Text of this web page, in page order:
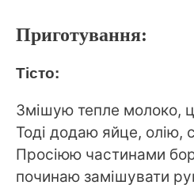
Приготування:
Тісто:
Змішую тепле молоко,
Тоді додаю яйце, олію,
Просіюю частинами
починаю замішувати